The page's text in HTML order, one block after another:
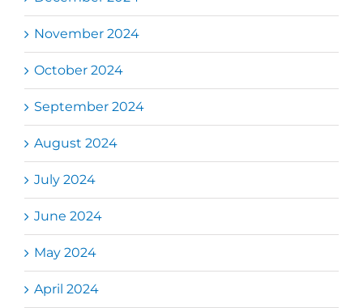
November 2024
October 2024
September 2024
August 2024
July 2024
June 2024
May 2024
April 2024